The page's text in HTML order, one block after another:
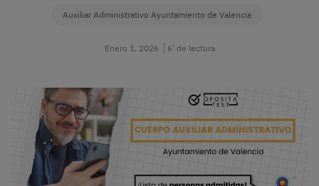
Auxiliar Administrativo Ayuntamiento de Valencia
Enero 1, 2026 6’ de lectura